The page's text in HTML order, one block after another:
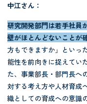
中江さん：
研究開発部門は若手社員
壁がほとんどないことが
方もできますか」といっ
能性を前向きに捉えてい
た、事業部長・部門長へ
対する考え方や人材育成
織としての育成への意識